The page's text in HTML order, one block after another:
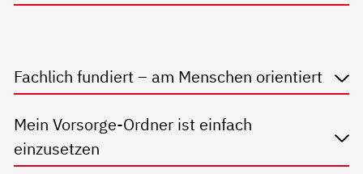
Fachlich fundiert – am Menschen orientiert
Mein Vorsorge-Ordner ist einfach
einzusetzen